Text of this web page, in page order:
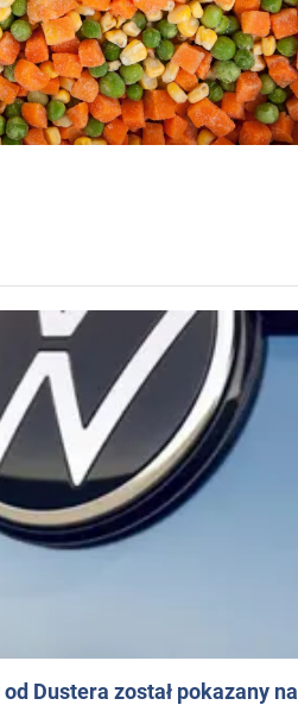
Dustera został pokazany na